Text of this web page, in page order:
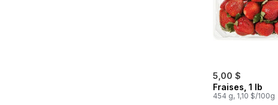
5,00 $
Fraises, 1 lb
454 g, 1,10 $/100g